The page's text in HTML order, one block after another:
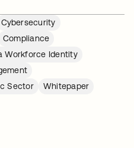
Cybersecurity
Compliance
Workforce Identity
Sector
Whitepaper